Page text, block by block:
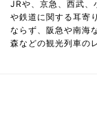
JRや、京急、西武、
や鉄道に関する耳寄
ならず、阪急や南海
森などの観光列車の